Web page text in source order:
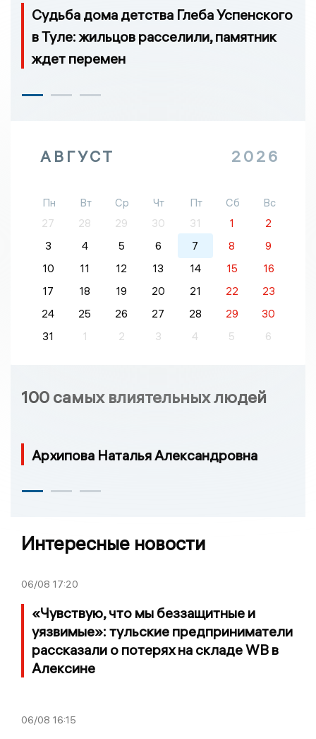
Судьба дома детства Глеба Успенского
в Туле: жильцов расселили, памятник
ждет перемен
АВГУСТ 2026
Пн Вт Ср Чт Пт Сб
Вс
27
28 29 30 31 1
2
3
4 5 6 7 8
9
10
11 12 13 14 15
16
17
18 19 20 21 22
23
24
25 26 27 28 29
30
31
1 2 3 4 5 6
100 самых влиятельных людей
Архипова Наталья Александровна
Интересные новости
06/08 17:20
«Чувствую, что мы беззащитные и
уязвимые»: тульские предприниматели
рассказали о потерях на складе WB в
Алексине
06/08 16:15